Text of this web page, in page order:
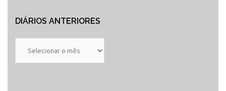
DIÁRIOS ANTERIORES
Anteriores